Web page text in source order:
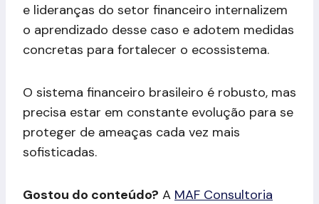
e lideranças do setor financeiro internalizem
o aprendizado desse caso e adotem medidas
concretas para fortalecer o ecossistema.
O sistema financeiro brasileiro é robusto, mas
precisa estar em constante evolução para se
proteger de ameaças cada vez mais
sofisticadas.
Gostou do conteúdo? A MAF Consultoria